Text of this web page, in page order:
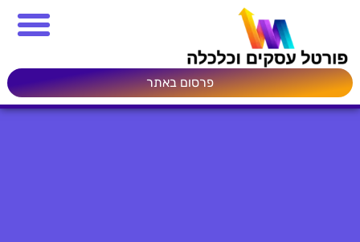
פרסום באתר